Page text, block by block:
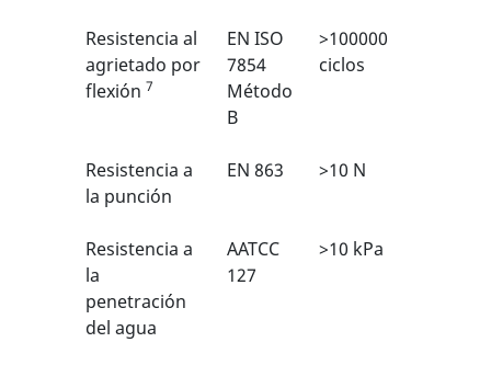
Resistencia al
agrietado por
flexión 7
EN ISO
7854
Método
B
>100000
ciclos
Resistencia a
la punción
EN 863 >10 N
Resistencia a
la
penetración
del agua
AATCC
127
>10 kPa